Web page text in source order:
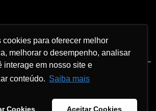
cookies para oferecer melhor
melhorar o desempenho, analisar
interage em nosso site e
conteúdo. Saiba mais
Cookies Aceitar Cookies
cookies para oferecer melhor
melhorar o desempenho, analisar
interage em nosso site e
conteúdo. Saiba mais
Cookies Aceitar Cookies
All rights reserved.